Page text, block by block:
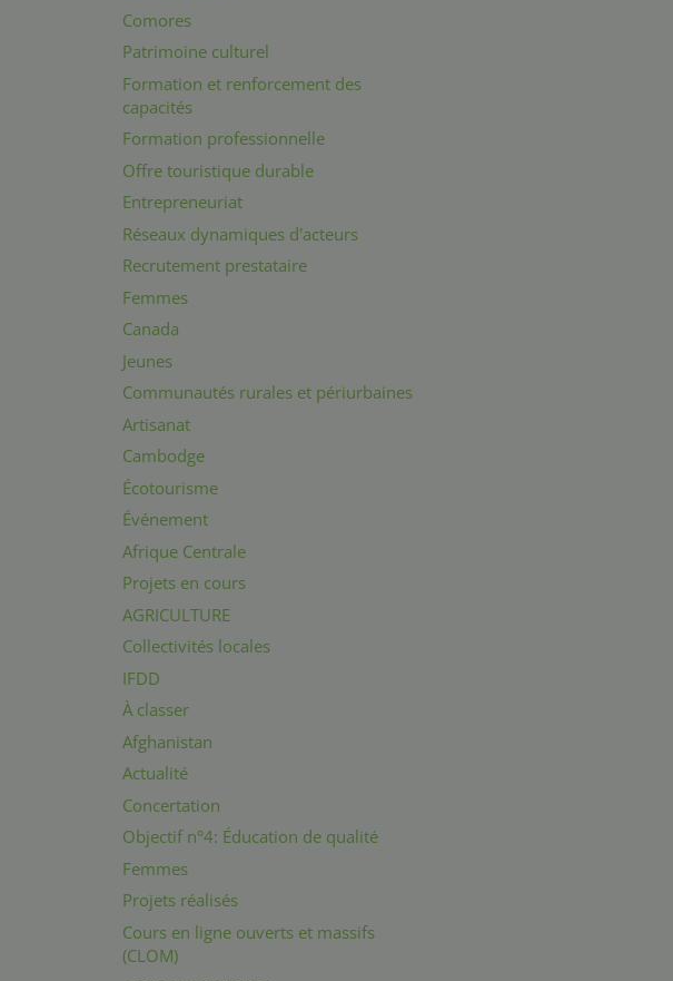
Comores
Patrimoine culturel
Formation et renforcement des
capacités
Formation professionnelle
Offre touristique durable
Entrepreneuriat
Réseaux dynamiques d'acteurs
Recrutement prestataire
Femmes
Canada
Jeunes
Communautés rurales et périurbaines
Artisanat
Cambodge
Écotourisme
Événement
Afrique Centrale
Projets en cours
AGRICULTURE
Collectivités locales
IFDD
À classer
Afghanistan
Actualité
Concertation
Objectif n°4: Éducation de qualité
Femmes
Projets réalisés
Cours en ligne ouverts et massifs
(CLOM)